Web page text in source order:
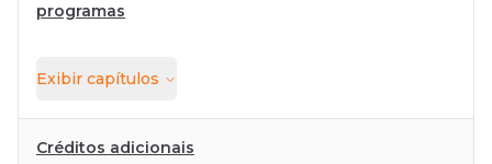
programas
Exibir capítulos
Créditos adicionais